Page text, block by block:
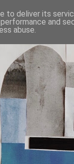
to deliver its
and
abuse.